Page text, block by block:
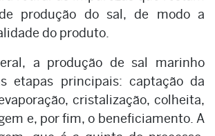
produção do sal, de modo a
do produto.
a produção de sal marinho
etapas principais: captação da
cristalização, colheita,
e, por fim, o beneficiamento. A